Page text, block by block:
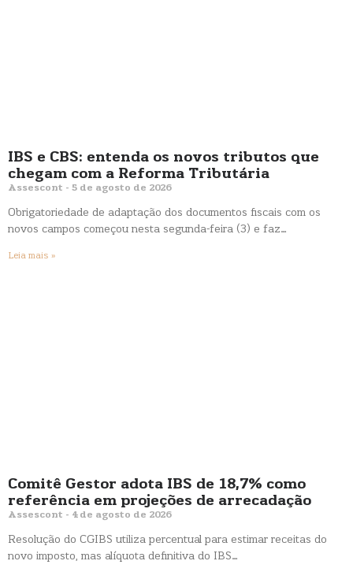
IBS e CBS: entenda os novos tributos que
chegam com a Reforma Tributária
Assescont 5 de agosto de 2026
Obrigatoriedade de adaptação dos documentos fiscais com os
novos campos começou nesta segunda-feira (3) e faz…
Leia mais »
Comitê Gestor adota IBS de 18,7% como
referência em projeções de arrecadação
Assescont 4 de agosto de 2026
Resolução do CGIBS utiliza percentual para estimar receitas do
novo imposto, mas alíquota definitiva do IBS…